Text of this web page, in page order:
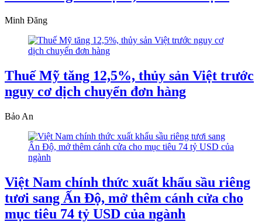
Minh Đăng
Thuế Mỹ tăng 12,5%, thủy sản Việt trước
nguy cơ dịch chuyển đơn hàng
Bảo An
Việt Nam chính thức xuất khẩu sầu riêng
tươi sang Ấn Độ, mở thêm cánh cửa cho
mục tiêu 74 tỷ USD của ngành